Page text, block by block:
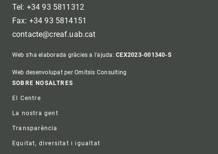
Tel: +34 93 5811312
Fax: +34 93 5814151
contacte@creaf.uab.cat
Web s'ha elaborada gràcies a l'ajuda:CEX2023-001340-S
Web desenvolupat per Omitsis Consulting
Footer
SOBRE NOSALTRES
El Centre
La nostra gent
Transparència
Equitat, diversitat i igualtat